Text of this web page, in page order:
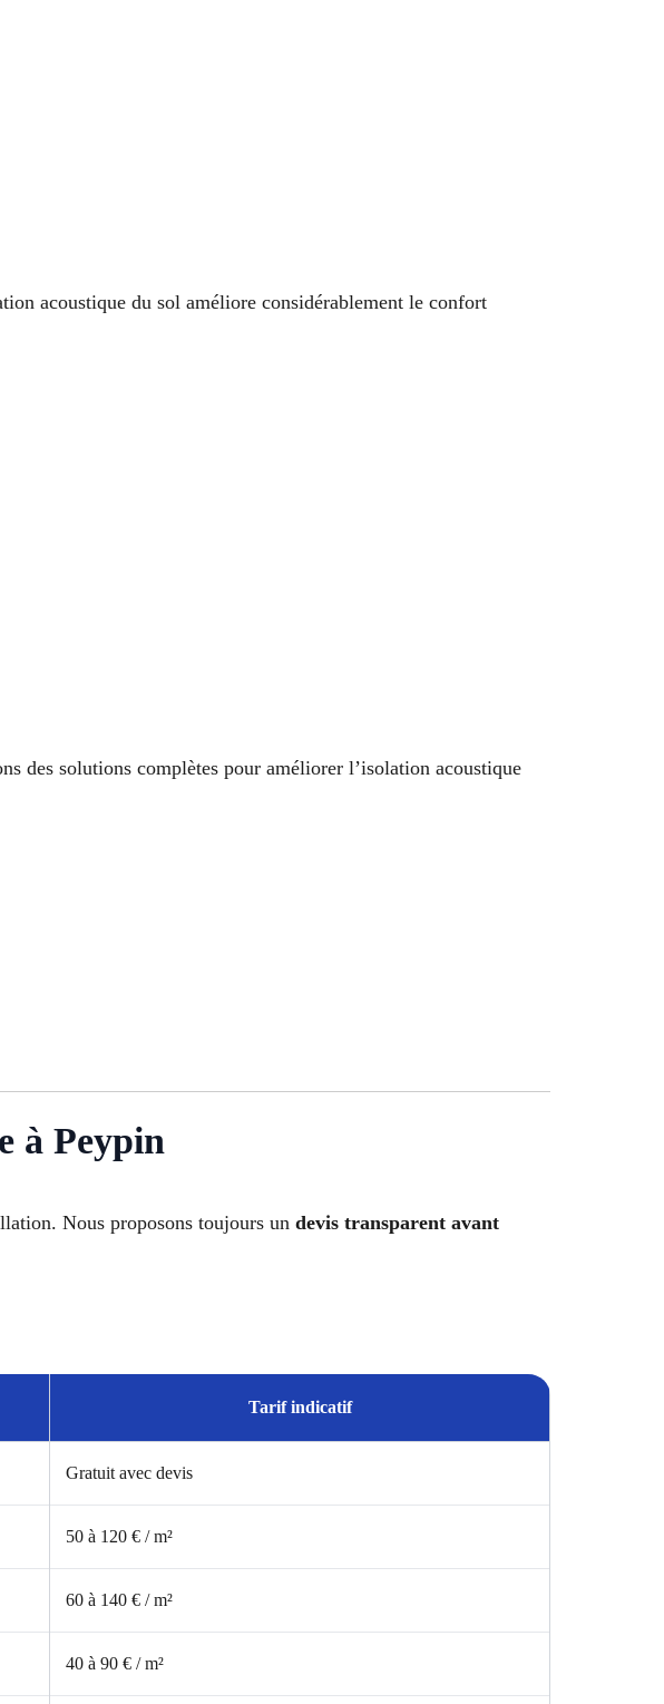
acoustique du sol améliore considérablement le confort
des solutions complètes pour améliorer l’isolation acoustique
à Peypin
Nous proposons toujours un devis transparent avant
Tarif indicatif
Gratuit avec devis
50 à 120 € / m²
60 à 140 € / m²
40 à 90 € / m²